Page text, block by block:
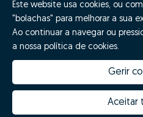
Porquê escolher a Zome
Este website usa cookies, ou
"bolachas" para melhorar a sua
Ao continuar a navegar ou
a nossa política de cookies.
Gerir
Aceitar